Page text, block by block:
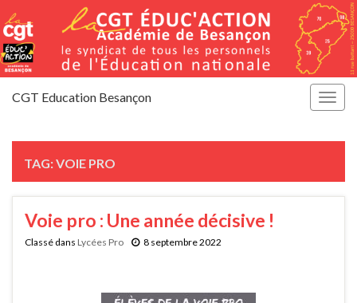
CGT Education Besançon
TAG:VOIE PRO
Voie pro : Une année décisive !
Classé dans Lycées Pro 8 septembre 2022